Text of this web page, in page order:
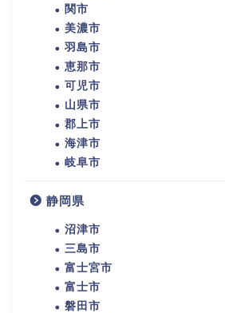
関市
美濃市
羽島市
恵那市
可児市
山県市
郡上市
海津市
岐阜市
静岡県
沼津市
三島市
富士宮市
富士市
磐田市